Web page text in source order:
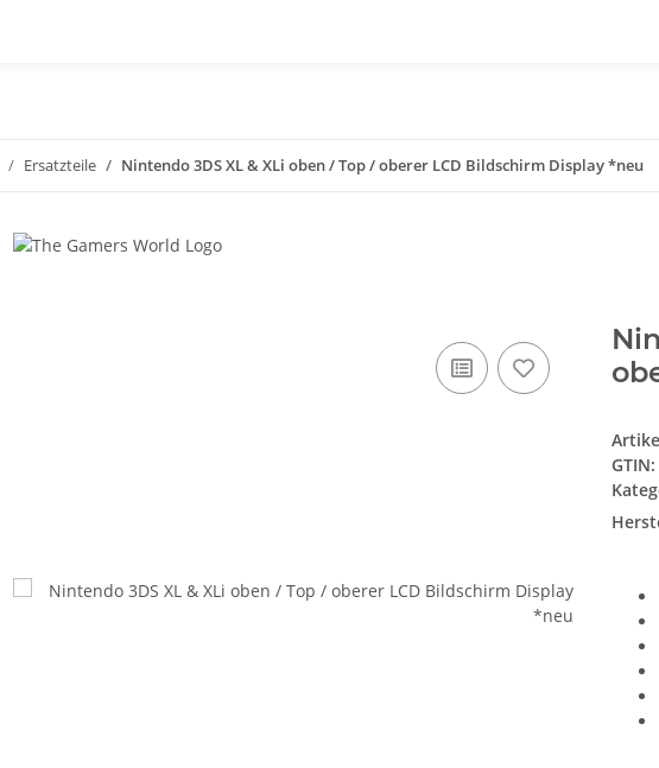
Ersatzteile Nintendo 3DS XL & XLi oben / Top / oberer LCD Bildschirm Display *neu
GTIN: